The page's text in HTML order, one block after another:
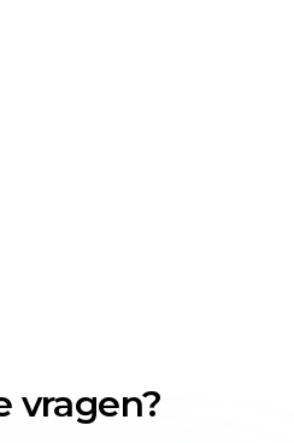
vragen?